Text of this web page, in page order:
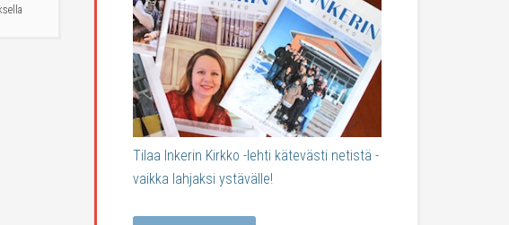
Tilaa Inkerin Kirkko -lehti kätevästi netistä -
vaikka lahjaksi ystävälle!